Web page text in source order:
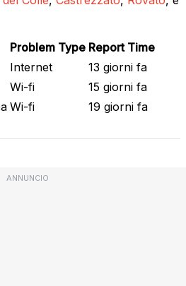
Problem Type Report Time
Internet
13 giorni fa
Wi-fi
15 giorni fa
Wi-fi 19 giorni fa
ANNUNCIO